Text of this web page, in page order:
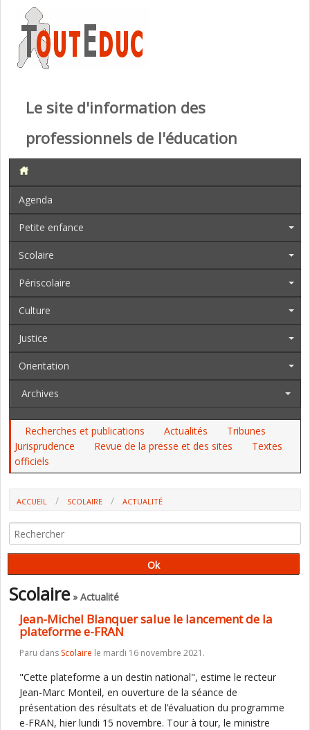
Le site d'information des
professionnels de l'éducation
Agenda
Petite enfance
Scolaire
Périscolaire
Culture
Justice
Orientation
Archives
Recherches et publications Actualités
Tribunes
Jurisprudence
Revue de la presse et des sites
Textes
officiels
ACCUEIL SCOLAIRE
ACTUALITÉ
FRAN
Scolaire» Actualité
Jean-Michel Blanquer salue le lancement de la
plateforme e-FRAN
Paru dans Scolaire le mardi 16 novembre 2021.
"Cette plateforme a un destin national", estime le recteur
Jean-Marc Monteil, en ouverture de la séance de
présentation des résultats et de l’évaluation du programme
e-FRAN, hier lundi 15 novembre. Tour à tour, le ministre